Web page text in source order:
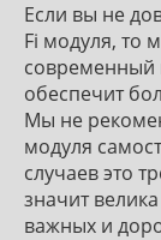
Если вы не
Fi модуля, то
современный
обеспечит
Мы не
модуля
случаев это
значит
важных и